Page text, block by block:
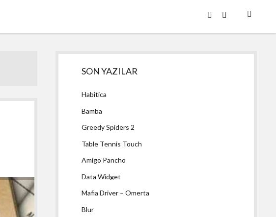
twitterfacebook
Yan
Menü
SON YAZILAR
Habitica
Bamba
Greedy Spiders 2
Table Tennis Touch
Amigo Pancho
Data Widget
Mafia Driver – Omerta
Blur